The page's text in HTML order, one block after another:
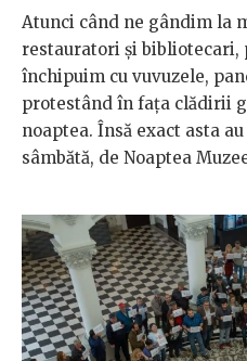
Atunci când ne gândim la
restauratori și bibliotecari,
închipuim cu vuvuzele,
protestând în fața clădirii
noaptea. Însă exact asta
sâmbătă, de Noaptea